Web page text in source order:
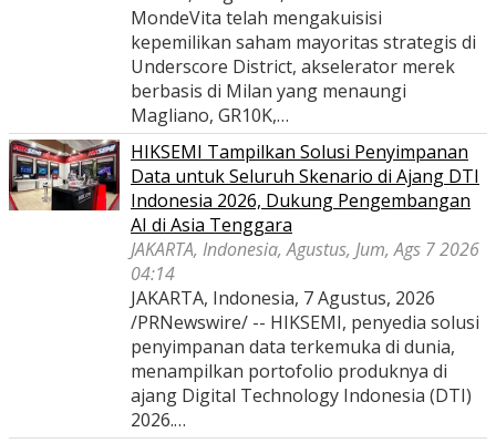
MondeVita telah mengakuisisi
kepemilikan saham mayoritas strategis di
Underscore District, akselerator merek
berbasis di Milan yang menaungi
Magliano, GR10K,…
HIKSEMI Tampilkan Solusi Penyimpanan
Data untuk Seluruh Skenario di Ajang DTI
Indonesia 2026, Dukung Pengembangan
AI di Asia Tenggara
JAKARTA, Indonesia, Agustus, Jum, Ags 7 2026
04:14
JAKARTA, Indonesia, 7 Agustus, 2026
/PRNewswire/ -- HIKSEMI, penyedia solusi
penyimpanan data terkemuka di dunia,
menampilkan portofolio produknya di
ajang Digital Technology Indonesia (DTI)
2026.…